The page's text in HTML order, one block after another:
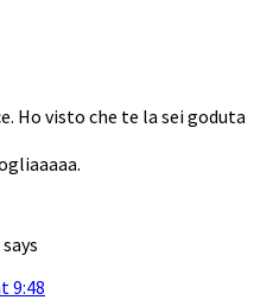
Ho visto che te la sei goduta
says
9:48